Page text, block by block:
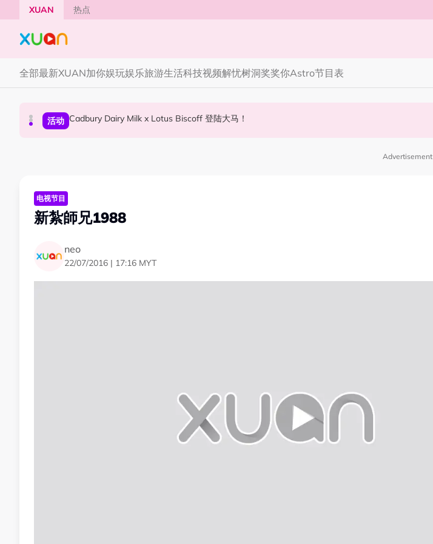
Skip to main content
XUAN 热点
全部最新XUAN加你娱玩娱乐旅游生活科技视频解忧树洞奖奖你Astro节目表
国际星闻 Tom Holland “Spiderman” 替身曝光！“替完蜘蛛人，马上又去演忍者”
活动 Cadbury Dairy Milk x Lotus Biscoff 登陆大马！
本地星闻 Henn国贤 “Aunty Henn 脱口秀专场 《笑笑笑笑丧》”！10月31日登场
Advertisement
电视节目
新紮師兄1988
neo
22/07/2016 | 17:16 MYT